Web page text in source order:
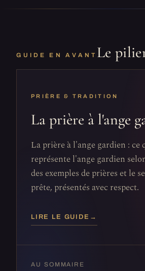
GUIDE EN AVANT Le
PRIÈRE & TRADITION
La prière à l'ange
La prière à l'ange gardien : ce
représente l'ange gardien
des exemples de prières et le
prête, présentés avec respect.
LIRE LE GUIDE →
AU SOMMAIRE